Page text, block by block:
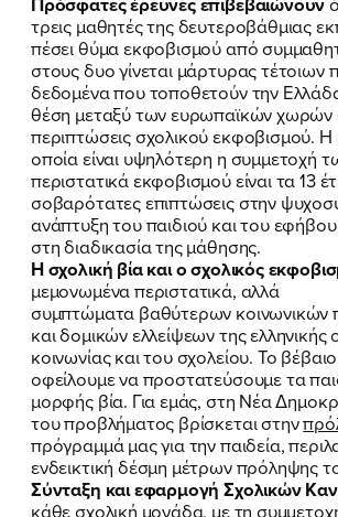
τρεις μαθητές της δευτεροβάθμιας
πέσει θύμα εκφοβισμού από
στους δυο γίνεται μάρτυρας τέτοιων
δεδομένα που τοποθετούν την
θέση μεταξύ των ευρωπαϊκών χωρών
περιπτώσεις σχολικού εκφοβισμού. Η
οποία είναι υψηλότερη η συμμετοχή
περιστατικά εκφοβισμού είναι τα 13
σοβαρότατες επιπτώσεις στην
ανάπτυξη του παιδιού και του
στη διαδικασία της μάθησης.
Η σχολική βία και ο σχολικός
μεμονωμένα περιστατικά, αλλά
συμπτώματα βαθύτερων κοινωνικών
και δομικών ελλείψεων της ελληνικής
κοινωνίας και του σχολείου. Το βέβαιο
οφείλουμε να προστατεύσουμε τα
μορφής βία. Για εμάς, στη Νέα
του προβλήματος βρίσκεται στην
πρόγραμμά μας για την παιδεία,
ενδεικτική δέσμη μέτρων πρόληψης
Σύνταξη και εφαρμογή Σχολικών
κάθε σχολική μονάδα, με τη